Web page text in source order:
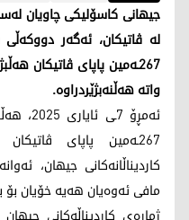
جیهانی کاسۆلیکی چاویان
لە ڤاتیکان، ئەگەر
267ـەمین پاپای ڤاتیکان
واتە هەڵنەبژێردراوە.
ئەمڕۆ
267ـەمین پاپای
مافی ئەوەیان هەیە خۆیان بۆ